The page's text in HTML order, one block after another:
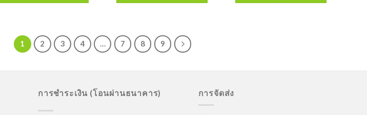
1 2 3 4 … 7 8 9
การชำระเงิน (โอนผ่านธนาคาร) การจัดส่ง